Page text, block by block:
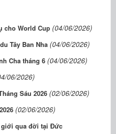
cho World Cup (04/06/2026)
Tây Ban Nha (04/06/2026)
Cha tháng 6 (04/06/2026)
06/2026)
Sáu 2026 (02/06/2026)
(02/06/2026)
giới qua đời tại Đức